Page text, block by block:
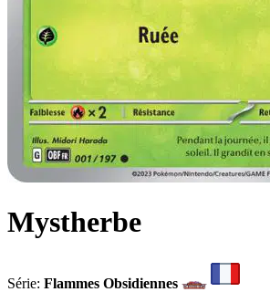
Mystherbe
Série: Flammes Obsidiennes